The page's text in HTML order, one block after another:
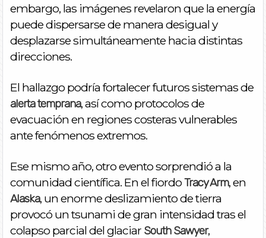
embargo, las imágenes revelaron que la energía
puede dispersarse de manera desigual y
desplazarse simultáneamente hacia distintas
direcciones.
El hallazgo podría fortalecer futuros sistemas de
alerta temprana, así como protocolos de
evacuación en regiones costeras vulnerables
ante fenómenos extremos.
Ese mismo año, otro evento sorprendió a la
comunidad científica. En el fiordoTracy Arm, en
Alaska, un enorme deslizamiento de tierra
provocó un tsunami de gran intensidad tras el
colapso parcial del glaciar South Sawyer,